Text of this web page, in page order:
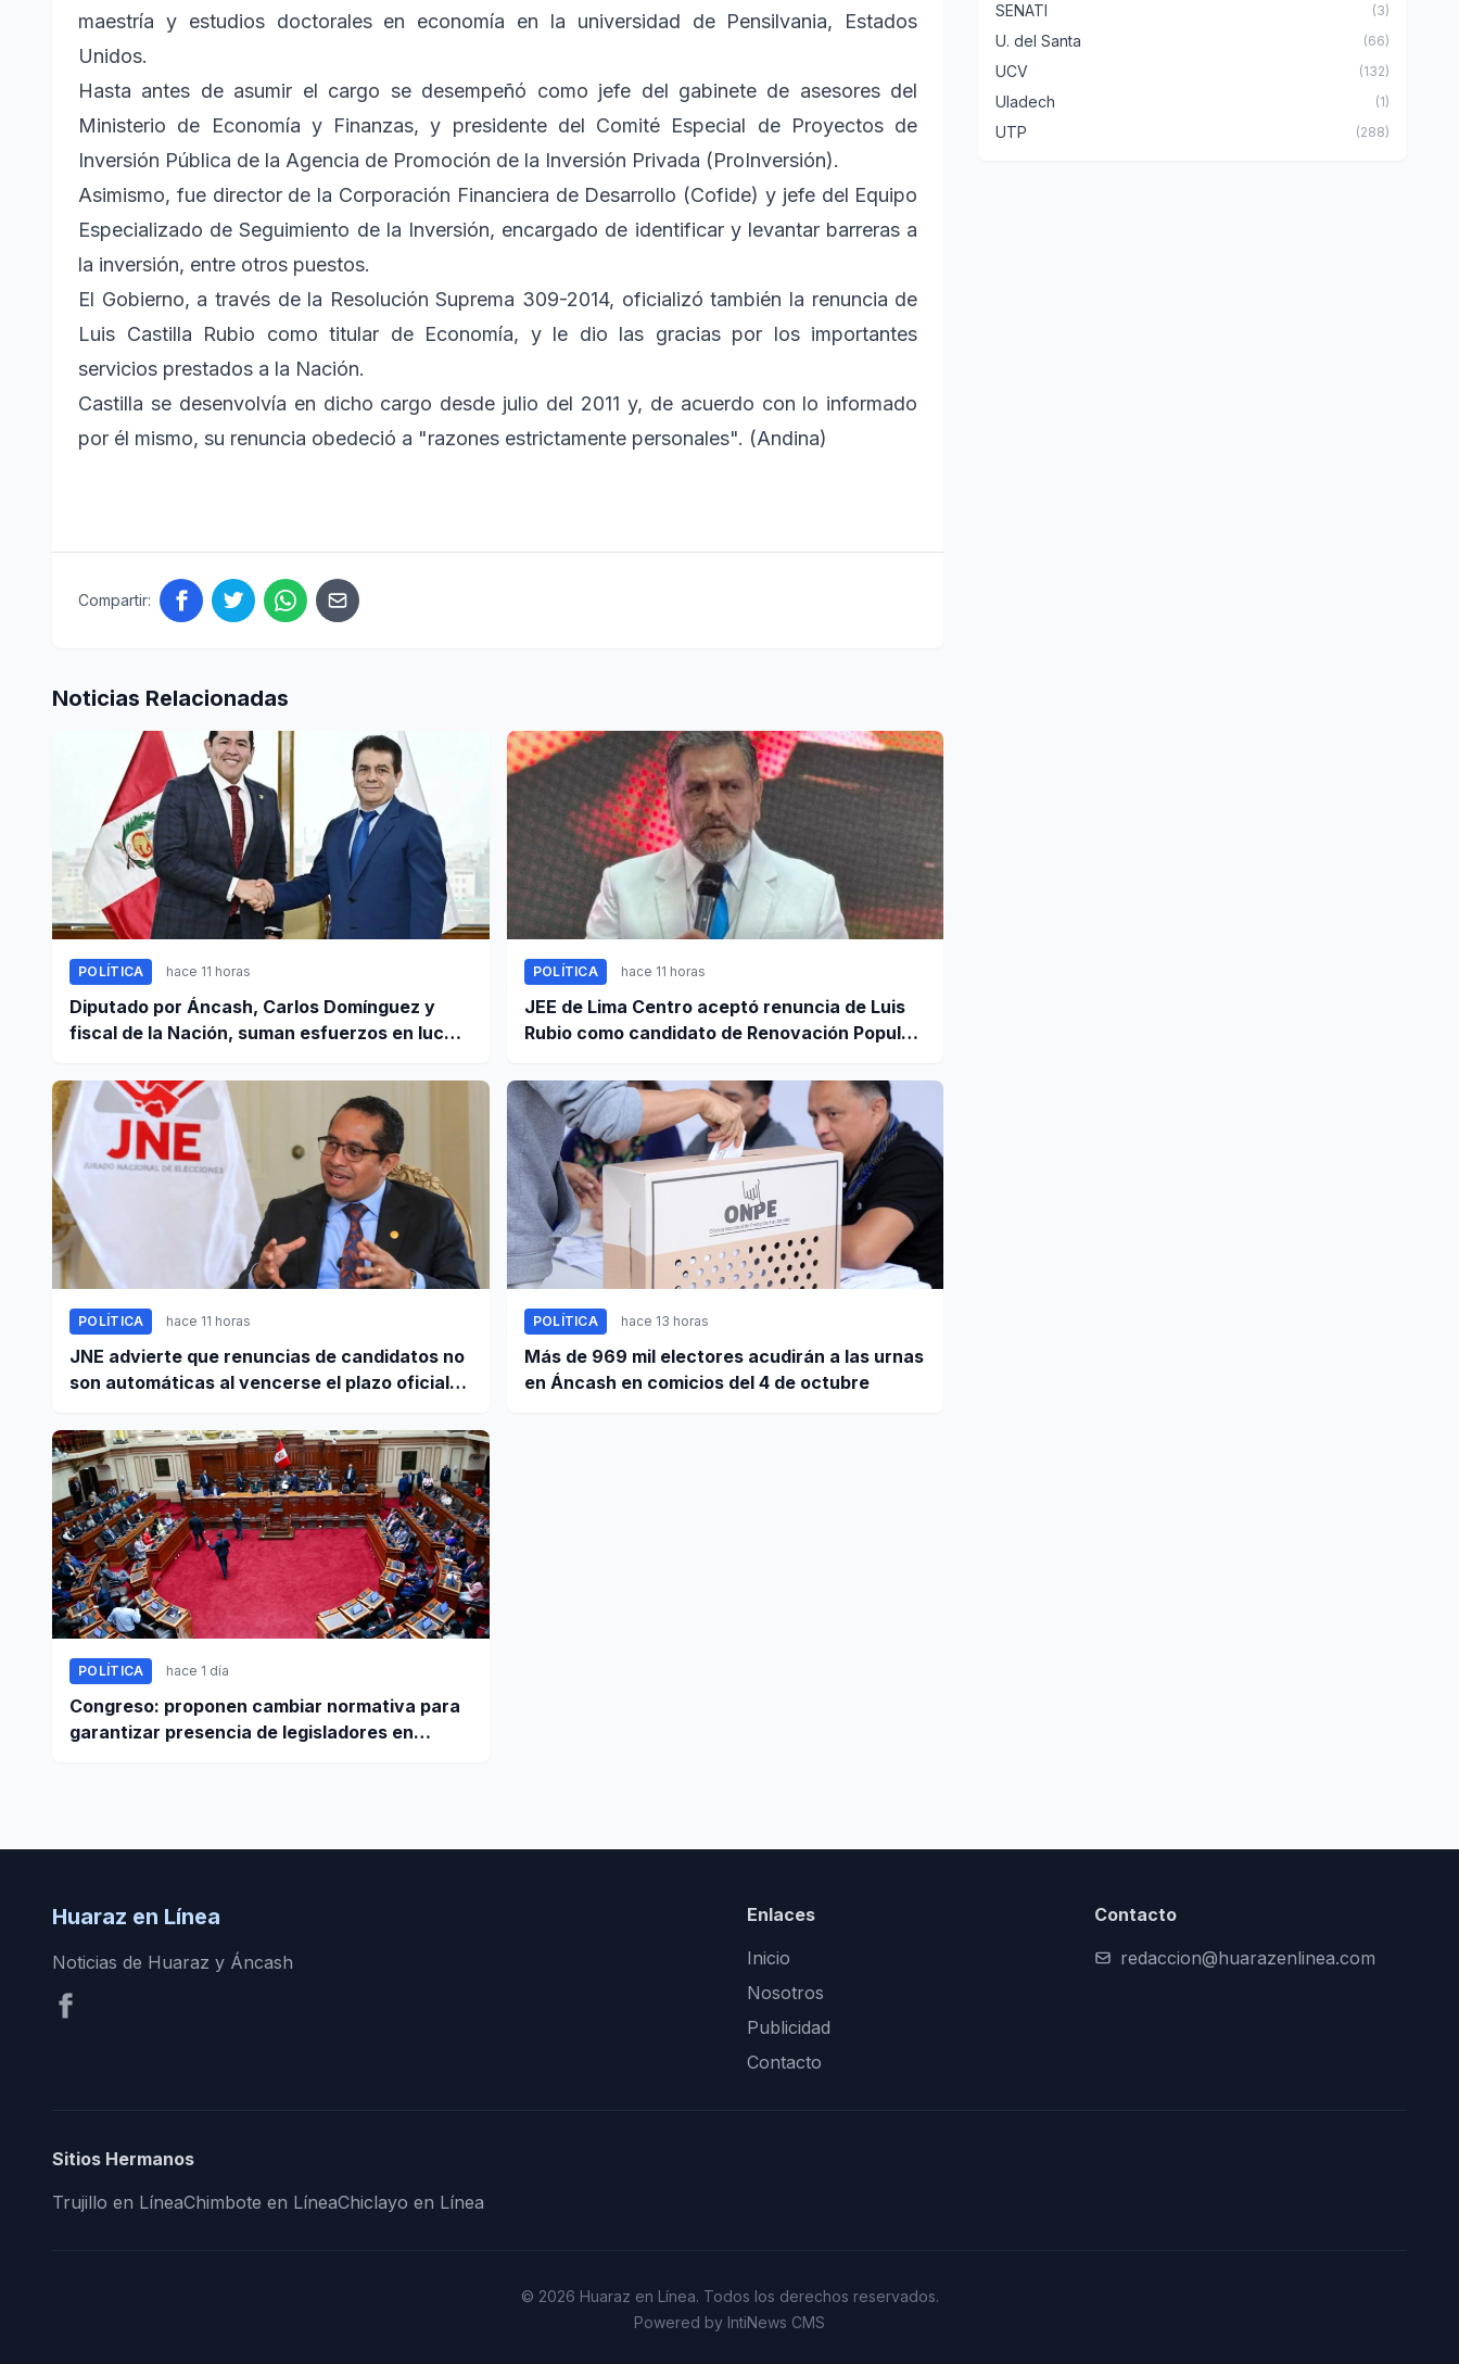
maestría y estudios doctorales en economía en la universidad de Pensilvania, Estados
Unidos.
Hasta antes de asumir el cargo se desempeñó como jefe del gabinete de asesores del
Ministerio de Economía y Finanzas, y presidente del Comité Especial de Proyectos de
Inversión Pública de la Agencia de Promoción de la Inversión Privada (ProInversión).
Asimismo, fue director de la Corporación Financiera de Desarrollo (Cofide) y jefe del Equipo
Especializado de Seguimiento de la Inversión, encargado de identificar y levantar barreras a
la inversión, entre otros puestos.
El Gobierno, a través de la Resolución Suprema 309-2014, oficializó también la renuncia de
Luis Castilla Rubio como titular de Economía, y le dio las gracias por los importantes
servicios prestados a la Nación.
Castilla se desenvolvía en dicho cargo desde julio del 2011 y, de acuerdo con lo informado
por él mismo, su renuncia obedeció a "razones estrictamente personales". (Andina)
Compartir:
Noticias Relacionadas
POLÍTICA hace 11 horas
Diputado por Áncash, Carlos Domínguez y
fiscal de la Nación, suman esfuerzos en lucha
POLÍTICA hace 11 horas
JEE de Lima Centro aceptó renuncia de Luis
Rubio como candidato de Renovación Popular
POLÍTICA hace 11 horas
JNE advierte que renuncias de candidatos no
son automáticas al vencerse el plazo oficial
POLÍTICA hace 13 horas
Más de 969 mil electores acudirán a las urnas
en Áncash en comicios del 4 de octubre
POLÍTICA hace 1 día
Congreso: proponen cambiar normativa para
garantizar presencia de legisladores en
SENATI (3)
U. del Santa (66)
UCV (132)
Uladech (1)
UTP (288)
Huaraz en Línea
Noticias de Huaraz y Áncash
Enlaces
Inicio
Nosotros
Publicidad
Contacto
Contacto
redaccion@huarazenlinea.com
Sitios Hermanos
Trujillo en LíneaChimbote en LíneaChiclayo en Línea
© 2026 Huaraz en Línea. Todos los derechos reservados.
Powered by IntiNews CMS